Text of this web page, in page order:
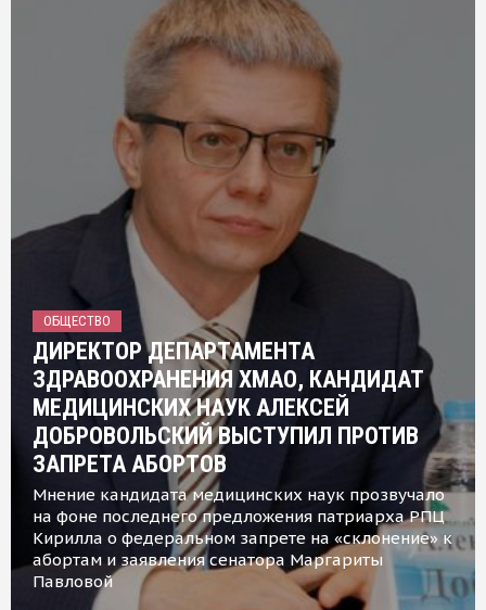
ОБЩЕСТВО
ДИРЕКТОР ДЕПАРТАМЕНТА
ЗДРАВООХРАНЕНИЯ ХМАО, КАНДИДАТ
МЕДИЦИНСКИХ НАУК АЛЕКСЕЙ
ДОБРОВОЛЬСКИЙ ВЫСТУПИЛ ПРОТИВ
ЗАПРЕТА АБОРТОВ
Мнение кандидата медицинских наук прозвучало
на фоне последнего предложения патриарха РПЦ
Кирилла о федеральном запрете на «склонение» к
абортам и заявления сенатора Маргариты
Павловой